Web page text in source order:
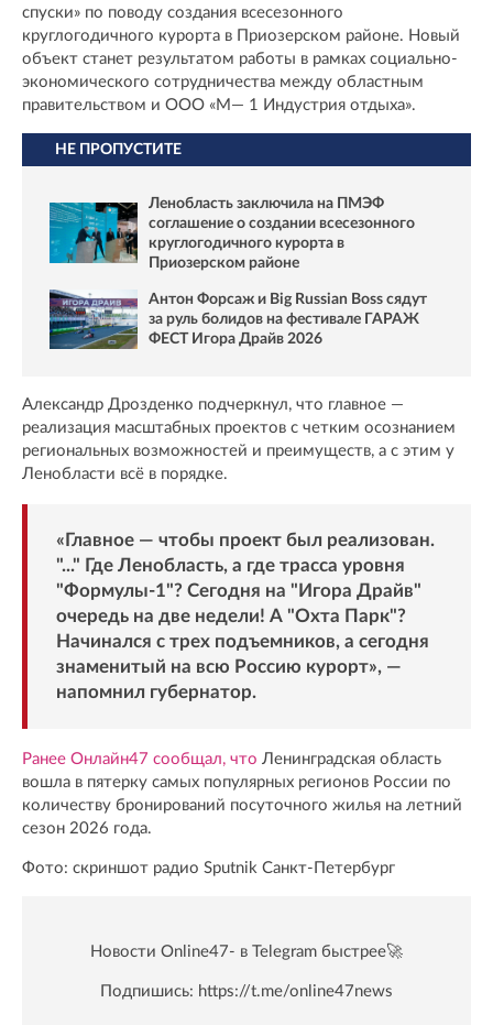
спуски» по поводу создания всесезонного
круглогодичного курорта в Приозерском районе. Новый
объект станет результатом работы в рамках социально-
экономического сотрудничества между областным
правительством и ООО «М— 1 Индустрия отдыха».
НЕ ПРОПУСТИТЕ
Ленобласть заключила на ПМЭФ
соглашение о создании всесезонного
круглогодичного курорта в
Приозерском районе
Антон Форсаж и Big Russian Boss сядут
за руль болидов на фестивале ГАРАЖ
ФЕСТ Игора Драйв 2026
Александр Дрозденко подчеркнул, что главное —
реализация масштабных проектов с четким осознанием
региональных возможностей и преимуществ, а с этим у
Ленобласти всё в порядке.
«Главное — чтобы проект был реализован.
"..." Где Ленобласть, а где трасса уровня
"Формулы-1"? Сегодня на "Игора Драйв"
очередь на две недели! А "Охта Парк"?
Начинался с трех подъемников, а сегодня
знаменитый на всю Россию курорт», —
напомнил губернатор.
Ранее Онлайн47 сообщал, что Ленинградская область
вошла в пятерку самых популярных регионов России по
количеству бронирований посуточного жилья на летний
сезон 2026 года.
Фото: скриншот радио Sputnik Санкт-Петербург
Новости Online47- в Telegram быстрее🚀
Подпишись: https://t.me/online47news